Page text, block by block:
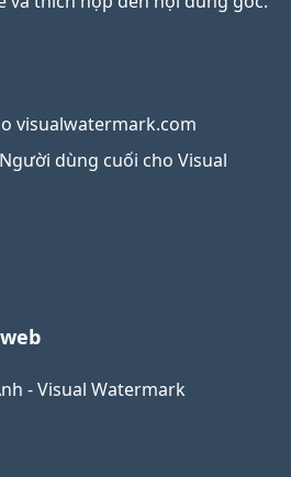
visualwatermark.com
dùng cuối cho Visual
- Visual Watermark